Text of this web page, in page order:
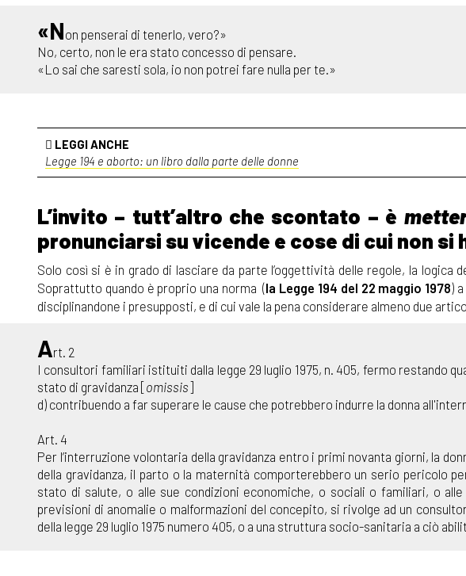
«Non penserai di tenerlo, vero?»
No, certo, non le era stato concesso di pensare.
«Lo sai che saresti sola, io non potrei fare nulla per te.»
LEGGI ANCHE
Legge 194 e aborto: un libro dalla parte delle donne
L’invito – tutt’altro che scontato – è
pronunciarsi su vicende e cose di cui non si
Solo così si è in grado di lasciare da parte l’oggettività delle regole, la logica
Soprattutto quando è proprio una norma (la Legge 194 del 22 maggio 1978)
disciplinandone i presupposti, e di cui vale la pena considerare almeno due
Art. 2
I consultori familiari istituiti dalla legge 29 luglio 1975, n. 405, fermo restando
stato di gravidanza [omissis]
d) contribuendo a far superare le cause che potrebbero indurre la donna
Art. 4
Per l’interruzione volontaria della gravidanza entro i primi novanta giorni, la
della gravidanza, il parto o la maternità comporterebbero un serio pericolo
stato di salute, o alle sue condizioni economiche, o sociali o familiari, o
previsioni di anomalie o malformazioni del concepito, si rivolge ad un
della legge 29 luglio 1975 numero 405, o a una struttura socio-sanitaria a ciò